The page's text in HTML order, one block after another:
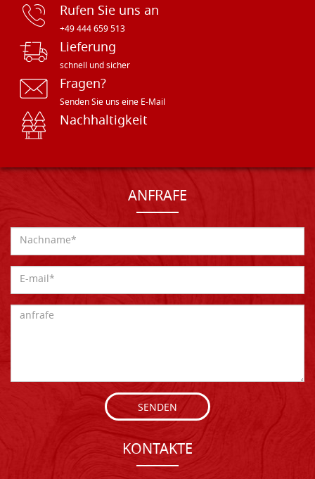
Rufen Sie uns an
+49 444 659 513
Lieferung
schnell und sicher
Fragen?
Senden Sie uns eine E-Mail
Nachhaltigkeit
ANFRAFE
SENDEN
KONTAKTE